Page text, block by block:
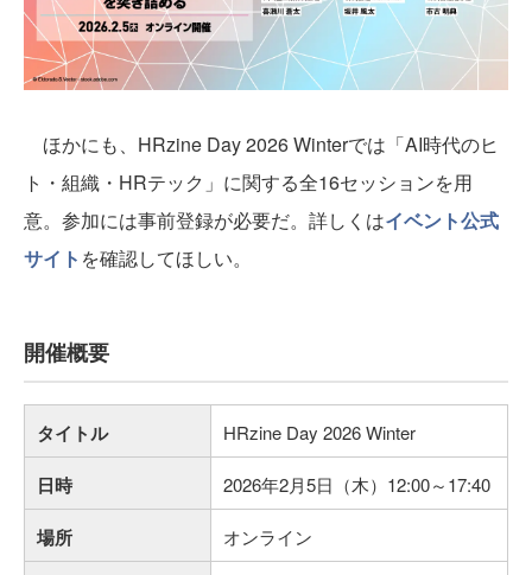
ほかにも、HRzine Day 2026 Winterでは「AI時代のヒ
ト・組織・HRテック」に関する全16セッションを用
意。参加には事前登録が必要だ。詳しくはイベント公式
サイト を確認してほしい。
開催概要
タイトル HRzine Day 2026 Winter
日時 2026年2月5日（木）12:00～17:40
場所 オンライン